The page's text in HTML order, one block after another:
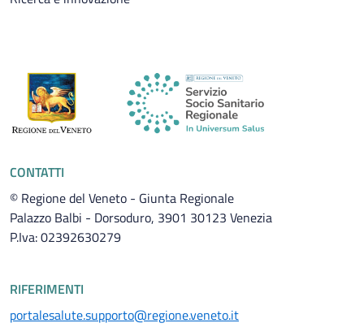
CONTATTI
© Regione del Veneto - Giunta Regionale
Palazzo Balbi - Dorsoduro, 3901 30123 Venezia
P.Iva: 02392630279
RIFERIMENTI
portalesalute.supporto@regione.veneto.it